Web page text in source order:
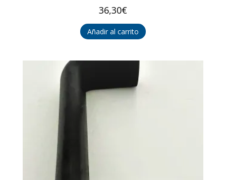
36,30€
Añadir al carrito